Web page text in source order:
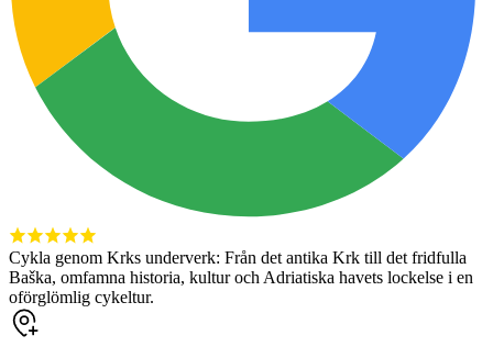
Cykla genom Krks underverk: Från det antika Krk till det fridfulla
Baška, omfamna historia, kultur och Adriatiska havets lockelse i en
oförglömlig cykeltur.